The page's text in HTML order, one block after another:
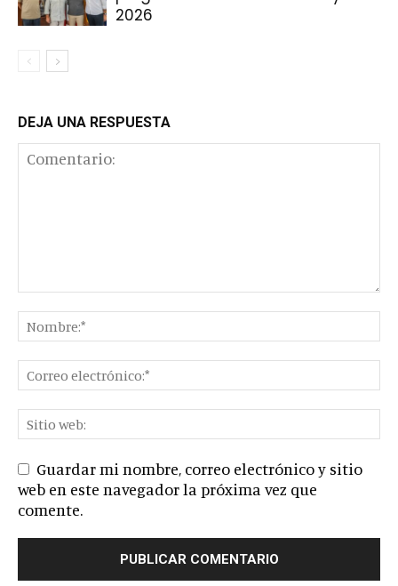
2026
DEJA UNA RESPUESTA
Guardar mi nombre, correo electrónico y sitio
web en este navegador la próxima vez que
comente.